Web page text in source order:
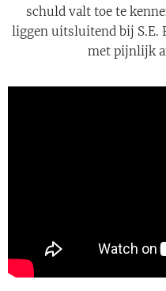
schuld valt toe te
liggen uitsluitend bij S.E.
met pijnlijk